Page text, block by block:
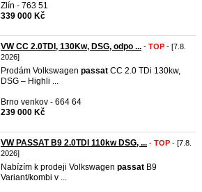
Zlín - 763 51
339 000 Kč
VW CC 2.0TDI, 130Kw, DSG, odpo ... - TOP - [7.8.
2026]
Prodám Volkswagen passat CC 2.0 TDi 130kw,
DSG – Highli ...
Brno venkov - 664 64
239 000 Kč
VW PASSAT B9 2.0TDI 110kw DSG, ... - TOP - [7.8.
2026]
Nabízím k prodeji Volkswagen passat B9
Variant/kombi v ...